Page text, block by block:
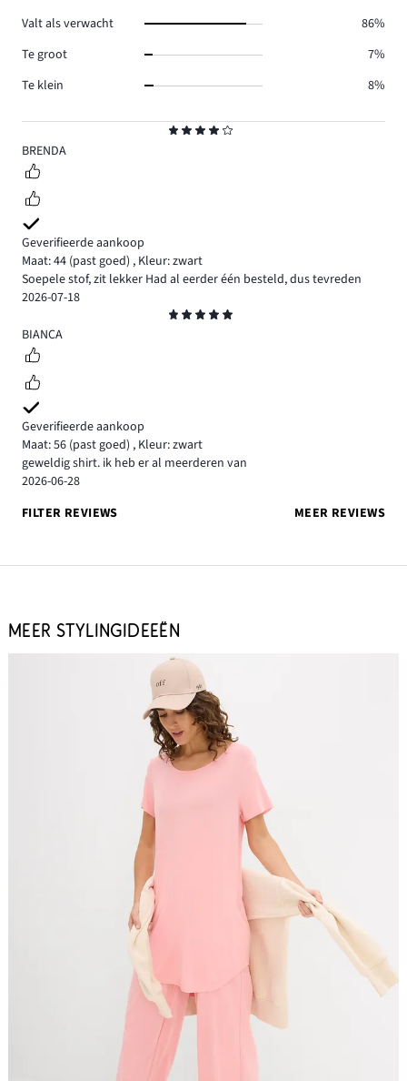
4
BRENDA
Geverifieerde aankoop
Maat: 44 (past goed) , Kleur: zwart
Soepele stof, zit lekker Had al eerder één besteld, dus tevreden
2026-07-18
5
BIANCA
Geverifieerde aankoop
Maat: 56 (past goed) , Kleur: zwart
geweldig shirt. ik heb er al meerderen van
2026-06-28
FILTER REVIEWS
MEER REVIEWS
Valt als verwacht
86%
Te groot
7%
Te klein
8%
MEER STYLINGIDEEËN